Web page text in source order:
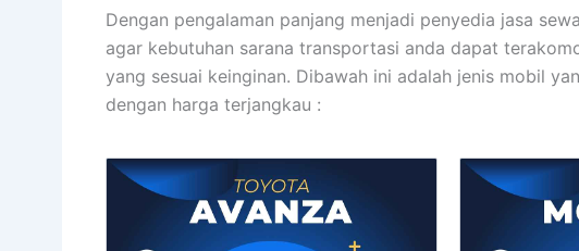
Dengan pengalaman panjang menjadi penyedia jasa
agar kebutuhan sarana transportasi anda dapat
yang sesuai keinginan. Dibawah ini adalah jenis mobil
dengan harga terjangkau :